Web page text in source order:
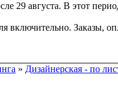
29 августа. В этот
Заказы,
» Дизайнерская - по